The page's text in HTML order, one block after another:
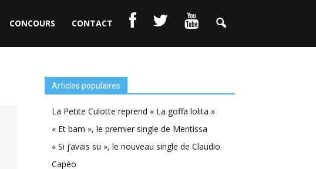
CONCOURS CONTACT
Articles populaires
La Petite Culotte reprend « La goffa lolita »
« Et bam », le premier single de Mentissa
« Si j’avais su », le nouveau single de Claudio
Capéo